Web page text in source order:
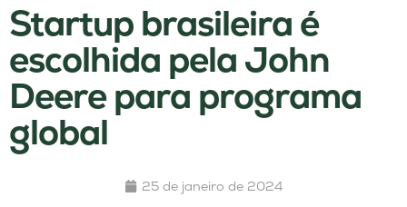
Startup brasileira é
escolhida pela John
Deere para programa
global
25 de janeiro de 2024